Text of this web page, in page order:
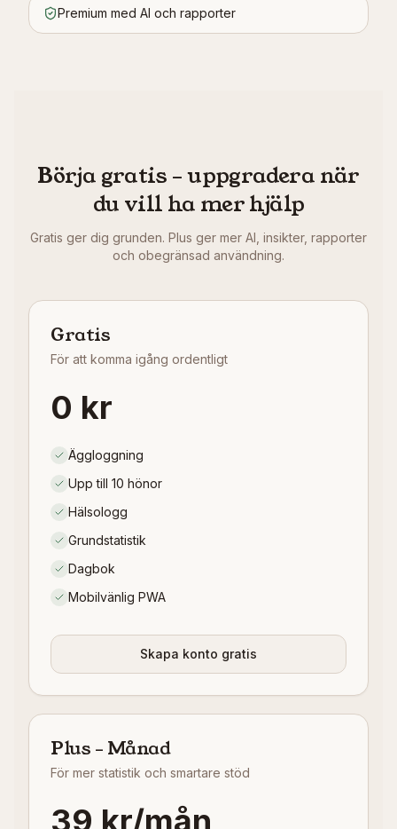
Premium med AI och rapporter
Börja gratis – uppgradera när
du vill ha mer hjälp
Gratis ger dig grunden. Plus ger mer AI, insikter, rapporter
och obegränsad användning.
Gratis
För att komma igång ordentligt
0 kr
Äggloggning
Upp till 10 hönor
Hälsologg
Grundstatistik
Dagbok
Mobilvänlig PWA
Skapa konto gratis
Plus – Månad
För mer statistik och smartare stöd
39 kr/mån